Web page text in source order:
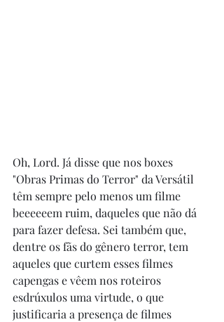
Oh, Lord. Já disse que nos boxes
"Obras Primas do Terror" da Versátil
têm sempre pelo menos um filme
beeeeeem ruim, daqueles que não dá
para fazer defesa. Sei também que,
dentre os fãs do gênero terror, tem
aqueles que curtem esses filmes
capengas e vêem nos roteiros
esdrúxulos uma virtude, o que
justificaria a presença de filmes